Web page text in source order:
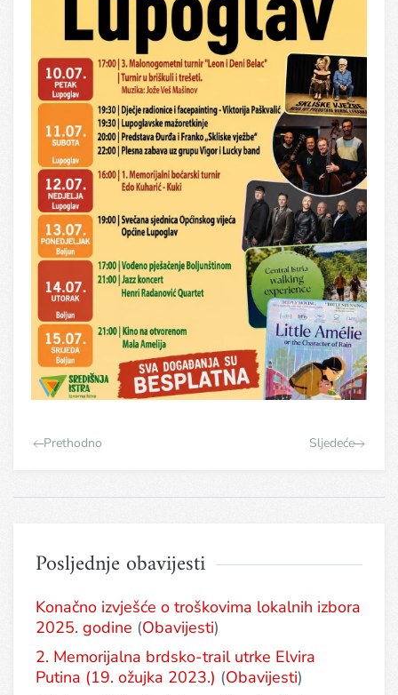
Prethodno Sljedeće
Posljednje obavijesti
Konačno izvješće o troškovima lokalnih izbora
2025. godine (Obavijesti)
2. Memorijalna brdsko-trail utrke Elvira
Putina (19. ožujka 2023.) (Obavijesti)